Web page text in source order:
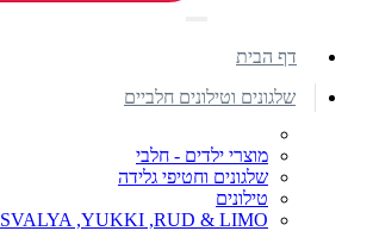
דף הבית
שלגונים וטילונים חלביים
מוצרי ילדים - חלבי
שלגונים וחטיפי גלידה
טילונים
SVALYA ,YUKKI ,RUD & LIMO